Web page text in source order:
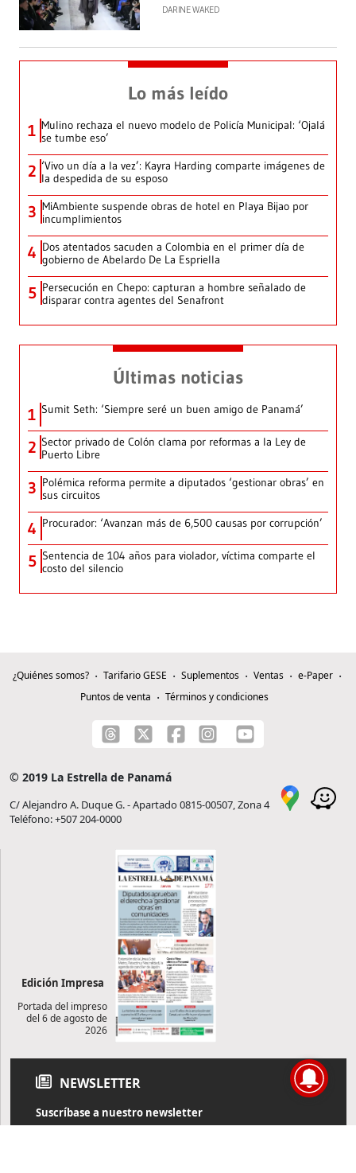
DARINE WAKED
Lo más leído
1 Mulino rechaza el nuevo modelo de Policía Municipal: ‘Ojalá
se tumbe eso’
2 ‘Vivo un día a la vez’: Kayra Harding comparte imágenes de
la despedida de su esposo
3 MiAmbiente suspende obras de hotel en Playa Bijao por
incumplimientos
4 Dos atentados sacuden a Colombia en el primer día de
gobierno de Abelardo De La Espriella
5 Persecución en Chepo: capturan a hombre señalado de
disparar contra agentes del Senafront
Últimas noticias
1 Sumit Seth: ‘Siempre seré un buen amigo de Panamá’
2 Sector privado de Colón clama por reformas a la Ley de
Puerto Libre
3 Polémica reforma permite a diputados ‘gestionar obras’ en
sus circuitos
4 Procurador: ‘Avanzan más de 6,500 causas por corrupción’
5 Sentencia de 104 años para violador, víctima comparte el
costo del silencio
¿Quiénes somos? Tarifario GESE Suplementos Ventas
e-Paper
Puntos de venta
Términos y condiciones
© 2019 La Estrella de Panamá
C/ Alejandro A. Duque G. - Apartado 0815-00507, Zona 4
Teléfono: +507 204-0000
Edición Impresa
Portada del impreso
del 6 de agosto de
2026
NEWSLETTER
Suscríbase a nuestro newsletter
Reciba diariamente información de actualidad directamente en